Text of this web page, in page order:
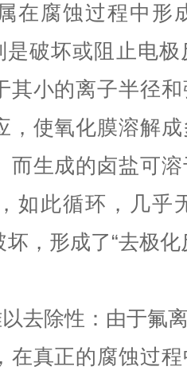
在腐蚀过程中形
是破坏或阻止电
其小的离子半径
，使氧化膜溶解
而生成的卤盐可
如此循环，几乎
，形成了“去极
去除性：由于氟
在真正的腐蚀过